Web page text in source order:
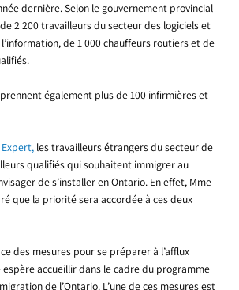
dernière. Selon le gouvernement provincial
de 2 200 travailleurs du secteur des logiciels et
de 1 000 chauffeurs routiers et de
également plus de 100 infirmières et
Expert, les travailleurs étrangers du secteur de
qualifiés qui souhaitent immigrer au
de s’installer en Ontario. En effet, Mme
que la priorité sera accordée à ces deux
des mesures pour se préparer à l’afflux
espère accueillir dans le cadre du programme
de l’Ontario. L’une de ces mesures est